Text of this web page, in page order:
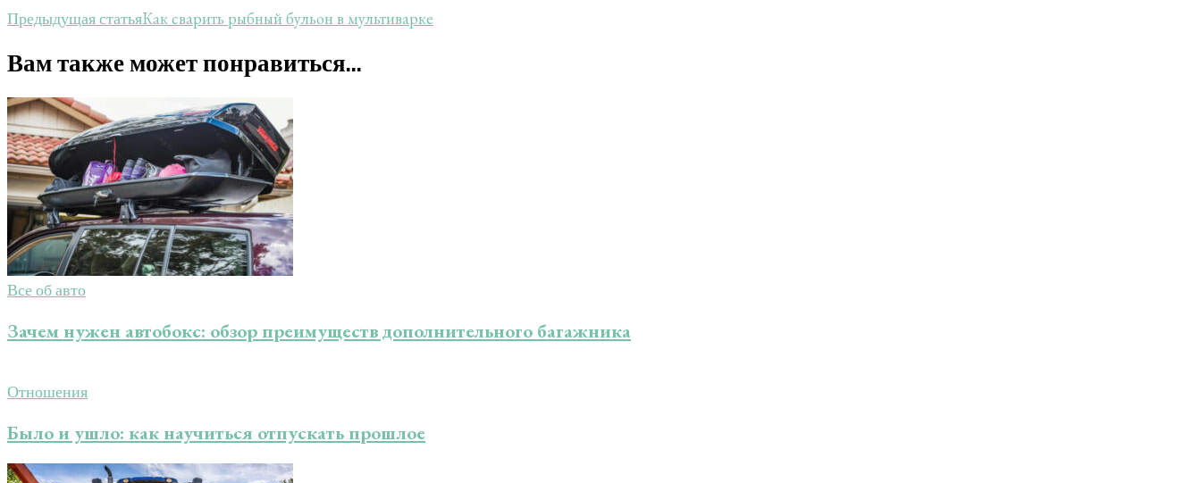
Предыдущая статьяКак сварить рыбный бульон в мультиварке
Вам также может понравиться...
Все об авто
Зачем нужен автобокс: обзор преимуществ дополнительного багажника
Отношения
Было и ушло: как научиться отпускать прошлое